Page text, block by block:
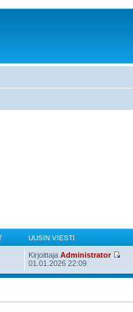
UUSIN VIESTI
KirjoittajaAdministrator
01.01.2026 22:09